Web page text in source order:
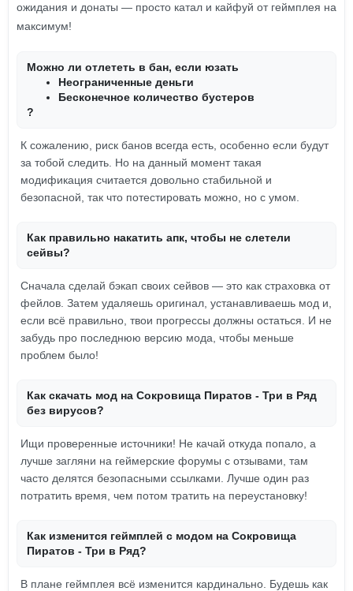
ожидания и донаты — просто катал и кайфуй от геймплея на
максимум!
Можно ли отлететь в бан, если юзать
Неограниченные деньги
Бесконечное количество бустеров
?
К сожалению, риск банов всегда есть, особенно если будут
за тобой следить. Но на данный момент такая
модификация считается довольно стабильной и
безопасной, так что потестировать можно, но с умом.
Как правильно накатить апк, чтобы не слетели
сейвы?
Сначала сделай бэкап своих сейвов — это как страховка от
фейлов. Затем удаляешь оригинал, устанавливаешь мод и,
если всё правильно, твои прогрессы должны остаться. И не
забудь про последнюю версию мода, чтобы меньше
проблем было!
Как скачать мод на Сокровища Пиратов - Три в Ряд
без вирусов?
Ищи проверенные источники! Не качай откуда попало, а
лучше загляни на геймерские форумы с отзывами, там
часто делятся безопасными ссылками. Лучше один раз
потратить время, чем потом тратить на переустановку!
Как изменится геймплей с модом на Сокровища
Пиратов - Три в Ряд?
В плане геймплея всё изменится кардинально. Будешь как